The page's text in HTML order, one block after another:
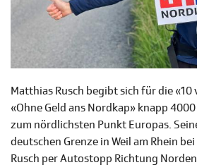
Matthias Rusch begibt sich für die
«Ohne Geld ans Nordkap» knapp
zum nördlichsten Punkt Europas.
deutschen Grenze in Weil am Rhein
Rusch per Autostopp Richtung